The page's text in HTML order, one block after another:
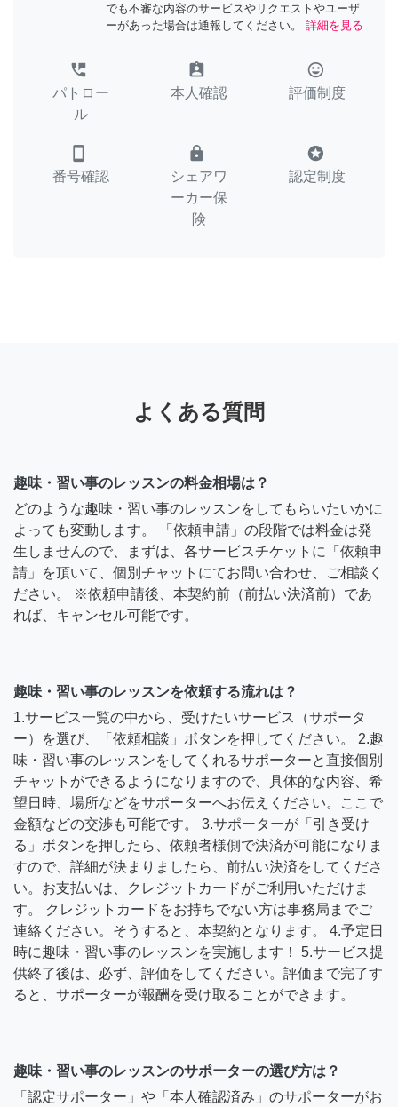
でも不審な内容のサービスやリクエストやユーザ
ーがあった場合は通報してください。
詳細を見る
perm_phone_msg
パトロー
ル
assignment_ind
本人確認
tag_faces
評価制度
smartphone
番号確認
lock
シェアワ
ーカー保
険
stars
認定制度
よくある質問
趣味・習い事のレッスンの料金相場は？
どのような趣味・習い事のレッスンをしてもらいたいかに
よっても変動します。 「依頼申請」の段階では料金は発
生しませんので、まずは、各サービスチケットに「依頼申
請」を頂いて、個別チャットにてお問い合わせ、ご相談く
ださい。 ※依頼申請後、本契約前（前払い決済前）であ
れば、キャンセル可能です。
趣味・習い事のレッスンを依頼する流れは？
1.サービス一覧の中から、受けたいサービス（サポータ
ー）を選び、「依頼相談」ボタンを押してください。 2.趣
味・習い事のレッスンをしてくれるサポーターと直接個別
チャットができるようになりますので、具体的な内容、希
望日時、場所などをサポーターへお伝えください。ここで
金額などの交渉も可能です。 3.サポーターが「引き受け
る」ボタンを押したら、依頼者様側で決済が可能になりま
すので、詳細が決まりましたら、前払い決済をしてくださ
い。お支払いは、クレジットカードがご利用いただけま
す。 クレジットカードをお持ちでない方は事務局までご
連絡ください。そうすると、本契約となります。 4.予定日
時に趣味・習い事のレッスンを実施します！ 5.サービス提
供終了後は、必ず、評価をしてください。評価まで完了す
ると、サポーターが報酬を受け取ることができます。
趣味・習い事のレッスンのサポーターの選び方は？
「認定サポーター」や「本人確認済み」のサポーターがお